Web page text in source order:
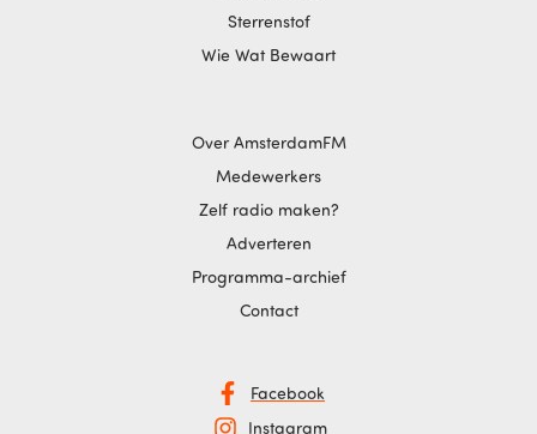
Sterrenstof
Wie Wat Bewaart
Over AmsterdamFM
Medewerkers
Zelf radio maken?
Adverteren
Programma-archief
Contact
Facebook
Instagram